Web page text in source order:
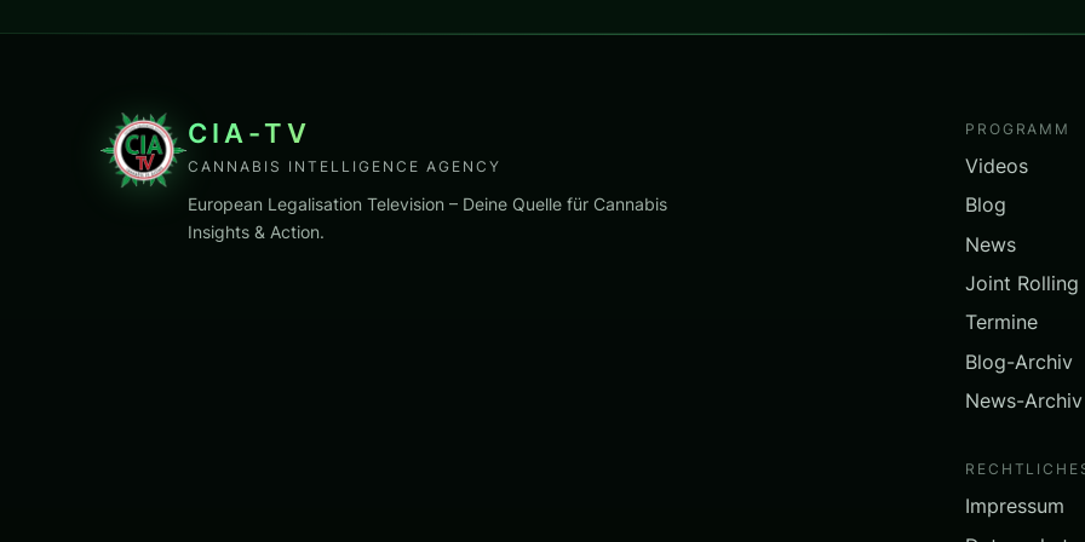
CIA-TV
CANNABIS INTELLIGENCE AGENCY
European Legalisation Television – Deine Quelle für Cannabis
Insights & Action.
PROGRAMM
Videos
Blog
News
Joint
Termine
Blog-Archiv
News-Archiv
Impressum